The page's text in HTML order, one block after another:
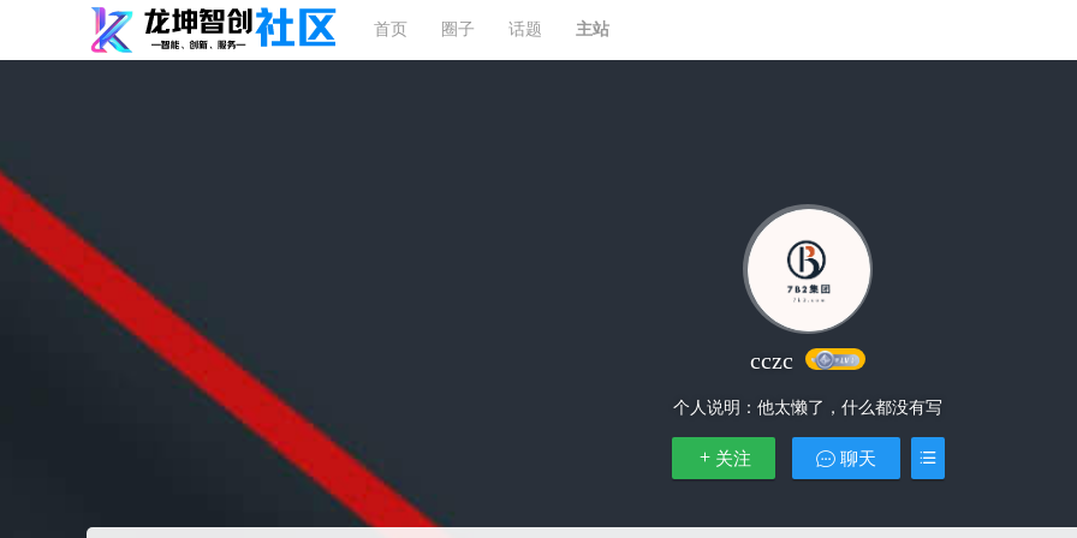
首页 圈子 话题 主站
cczc
个人说明： 他太懒了，什么都没有写
关注 聊天